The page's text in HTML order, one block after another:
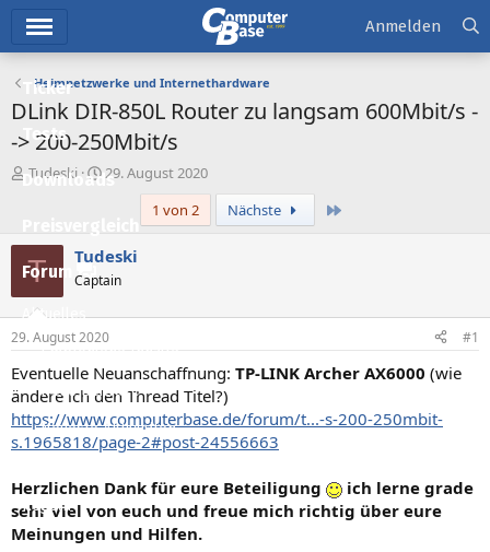
Ticker
Tests
Downloads
Forum
Aktuelles
Empfohlene Inhalte
Neue Beiträge
Neueste Aktivitäten
Regeln
Anmelden
Heimnetzwerke und Internethardware
DLink DIR-850L Router zu langsam 600Mbit/s -
-> 200-250Mbit/s
E
t
e
l
e
Tudeski
E
t
e
l
a
m
29. August 2020
1 von 2
Nächste
T Tudeski
Captain
29. August 2020 #1
Eventuelle Neuanschaffnung: TP-LINK Archer AX6000 (wie
ändere ich den Thread Titel?)
https://www.computerbase.de/forum/t...-s-200-250mbit-
s.1965818/page-2#post-24556663
Herzlichen Dank für eure Beteiligung
ich lerne grade
sehr viel von euch und freue mich richtig über eure
Meinungen und Hilfen.